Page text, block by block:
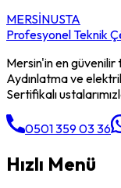
MERSİNUSTA
Profesyonel Teknik
Mersin'in en
Aydınlatma ve
Sertifikalı
0501 359 03 36
Hızlı Menü